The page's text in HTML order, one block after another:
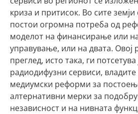
криза и притисок. Во сите
постои огромна потреба од
моделот на финансирање или
управување, или на двата. Овој
преглед, исто така, ги потсетува
радиодифузни сервиси,
медиумски реформи за
алтернативни мерки за
независност и на нивната